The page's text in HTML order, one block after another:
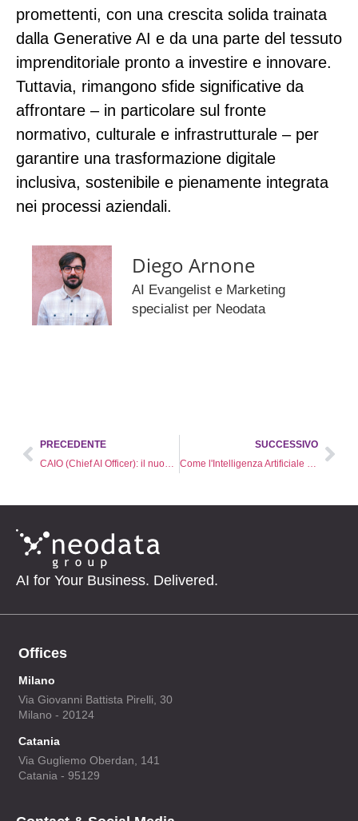
promettenti, con una crescita solida trainata
dalla Generative AI e da una parte del tessuto
imprenditoriale pronto a investire e innovare.
Tuttavia, rimangono sfide significative da
affrontare – in particolare sul fronte
normativo, culturale e infrastrutturale – per
garantire una trasformazione digitale
inclusiva, sostenibile e pienamente integrata
nei processi aziendali.
Diego Arnone
AI Evangelist e Marketing
specialist per Neodata
PRECEDENTE
CAIO (Chief AI Officer): il nuovo lavoro che trasforma l'intelligenza artificiale in vantaggio competitivo
SUCCESSIVO
Come l'Intelligenza Artificiale sta Trasformando il Monitoraggio Energetico: Vantaggi e Applicazioni
AI for Your Business. Delivered.
Offices
Milano
Via Giovanni Battista Pirelli, 30
Milano - 20124
Catania
Via Gugliemo Oberdan, 141
Catania - 95129